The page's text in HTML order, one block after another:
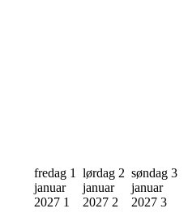
fredag 1
januar
2027 1
lørdag 2
januar
2027 2
søndag 3
januar
2027 3